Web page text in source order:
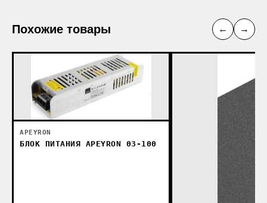
Похожие товары ← →
APEYRON
БЛОК ПИТАНИЯ APEYRON 03-100